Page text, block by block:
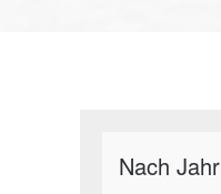
Nach Jahr